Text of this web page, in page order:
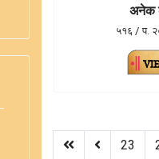
अनेक
५१६ / प.
23